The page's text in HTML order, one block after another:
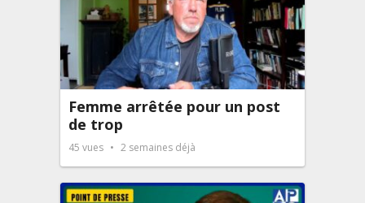
Femme arrêtée pour un post
de trop
45 vues 2 semaines déjà